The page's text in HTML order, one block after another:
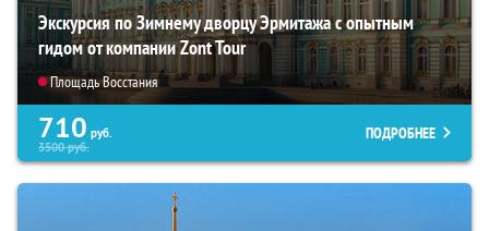
Экскурсия по Зимнему дворцу Эрмитажа с опытным
гидом от компании Zont Tour
Площадь Восстания
710 руб.
3500руб.
ПОДРОБНЕЕ